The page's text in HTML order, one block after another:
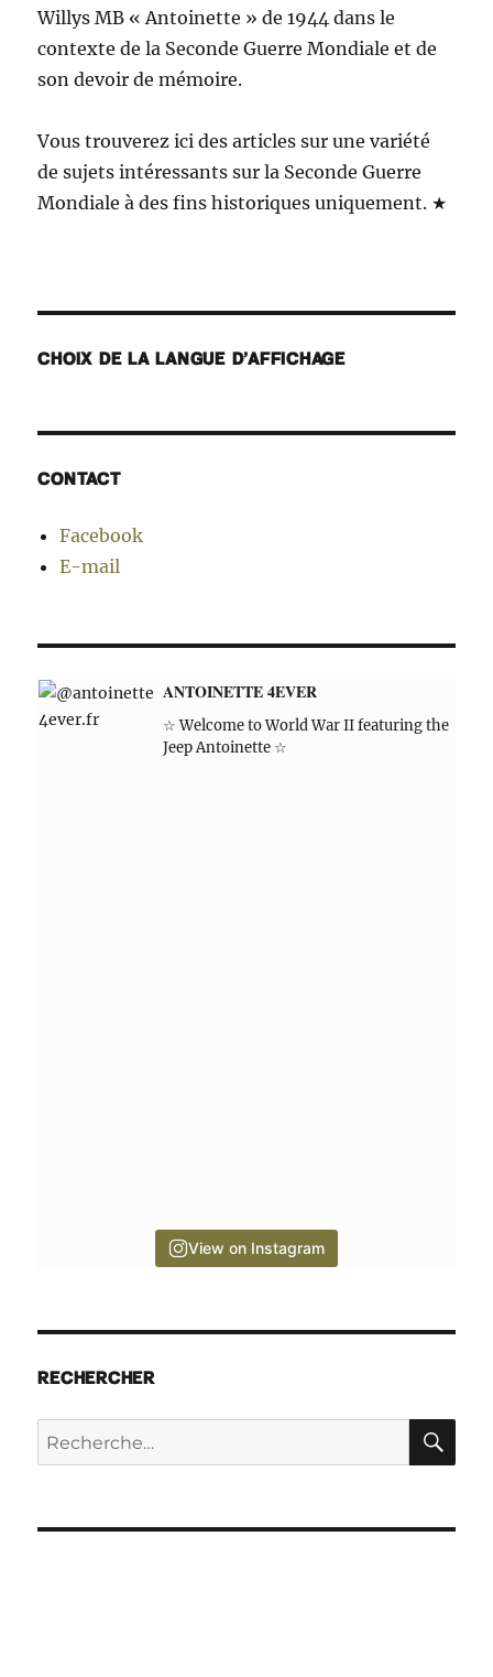
Willys MB « Antoinette » de 1944 dans le
contexte de la Seconde Guerre Mondiale et de
son devoir de mémoire.
Vous trouverez ici des articles sur une variété
de sujets intéressants sur la Seconde Guerre
Mondiale à des fins historiques uniquement. ★
CHOIX DE LA LANGUE D’AFFICHAGE
CONTACT
Facebook
E-mail
ANTOINETTE 4EVER
☆ Welcome to World War II featuring the
Jeep Antoinette ☆
View on Instagram
RECHERCHER
Recherche
pour :